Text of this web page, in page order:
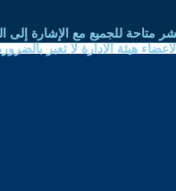
متاحة للجميع مع الإشارة إلى
هيئة الادارة لا تعبر